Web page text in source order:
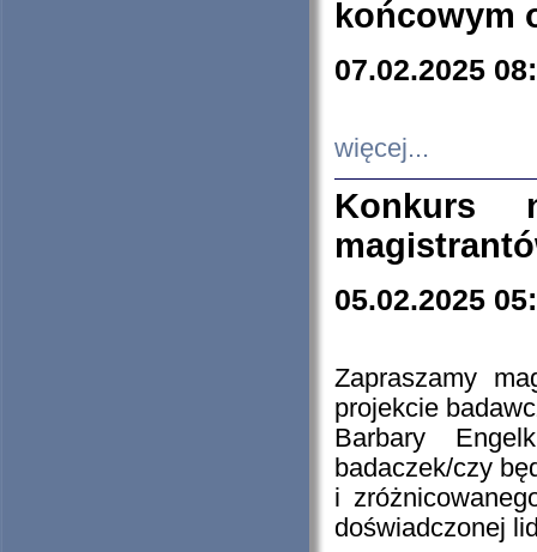
końcowym
07.02.2025
więcej...
Konkurs
05.02.2025
Zapraszamy
projekcie
Barbary
badaczek/czy
i
doświadczonej